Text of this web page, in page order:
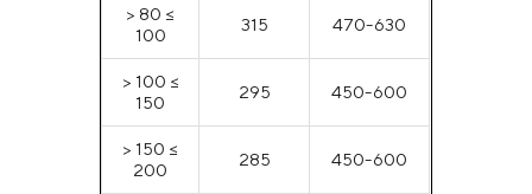
> 80 ≤
100
315 470-630
> 100 ≤
150
295 450-600
> 150 ≤
200
285 450-600